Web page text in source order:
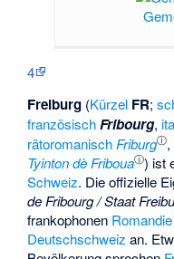
4
Freiburg (Kürzel FR;
französisch Fribourg,
rätoromanisch Friburgⓘ,
Tyinton dè Fribouaⓘ) ist
Schweiz. Die offizielle
de Fribourg / Staat
frankophonen Romandie
Deutschschweiz an.